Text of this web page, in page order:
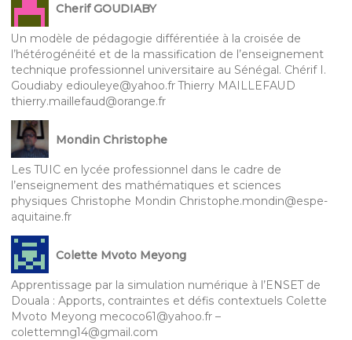
Cherif GOUDIABY
Un modèle de pédagogie différentiée à la croisée de
l’hétérogénéité et de la massification de l’enseignement
technique professionnel universitaire au Sénégal. Chérif I.
Goudiaby ediouleye@yahoo.fr Thierry MAILLEFAUD
thierry.maillefaud@orange.fr
Mondin Christophe
Les TUIC en lycée professionnel dans le cadre de
l’enseignement des mathématiques et sciences
physiques Christophe Mondin Christophe.mondin@espe-
aquitaine.fr
Colette Mvoto Meyong
Apprentissage par la simulation numérique à l’ENSET de
Douala : Apports, contraintes et défis contextuels Colette
Mvoto Meyong mecoco61@yahoo.fr –
colettemng14@gmail.com